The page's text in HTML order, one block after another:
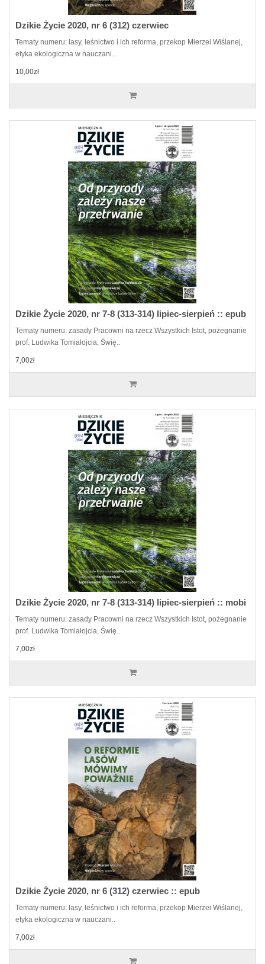
Dzikie Życie 2020, nr 6 (312) czerwiec
Tematy numeru: lasy, leśnictwo i ich reforma, przekop Mierzei Wiślanej,
etyka ekologiczna w nauczani..
10,00zł
Dzikie Życie 2020, nr 7-8 (313-314) lipiec-sierpień :: epub
Tematy numeru: zasady Pracowni na rzecz Wszystkich Istot, pożegnanie
prof. Ludwika Tomiałojcia, Świę..
7,00zł
Dzikie Życie 2020, nr 7-8 (313-314) lipiec-sierpień :: mobi
Tematy numeru: zasady Pracowni na rzecz Wszystkich Istot, pożegnanie
prof. Ludwika Tomiałojcia, Świę..
7,00zł
Dzikie Życie 2020, nr 6 (312) czerwiec :: epub
Tematy numeru: lasy, leśnictwo i ich reforma, przekop Mierzei Wiślanej,
etyka ekologiczna w nauczani..
7,00zł